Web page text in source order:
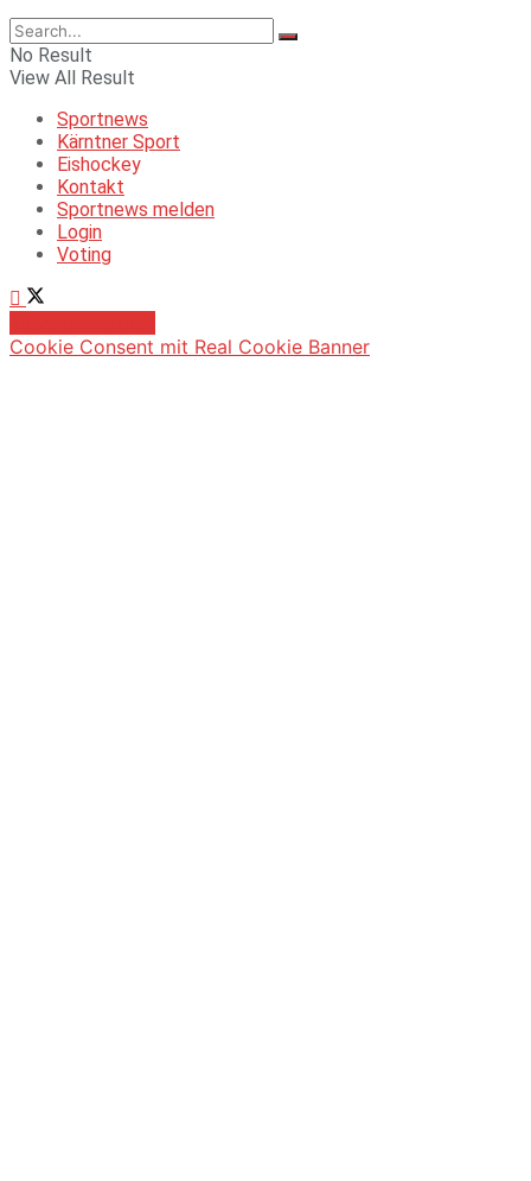
No Result
View All Result
Sportnews
Kärntner Sport
Eishockey
Kontakt
Sportnews melden
Login
Voting
Cookie Consent mit Real Cookie Banner